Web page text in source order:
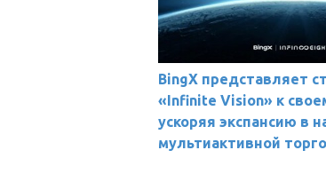
BingX представляет
«Infinite Vision» к
ускоряя экспансию в
мультиактивной